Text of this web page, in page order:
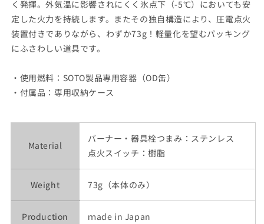
く発揮。外気温に影響されにくく氷点下（-5℃）においても安
定した火力を持続します。またその独自構造により、圧電点火
装置付きでありながら、わずか73g！軽量化を望むパッキング
にふさわしい道具です。
・使用燃料：SOTO製品専用容器（OD缶）
・付属品：専用収納ケース
Material
バーナー・器具栓つまみ：ステンレス
点火スイッチ：樹脂
Weight 73g（本体のみ）
Production ｍade in Japan